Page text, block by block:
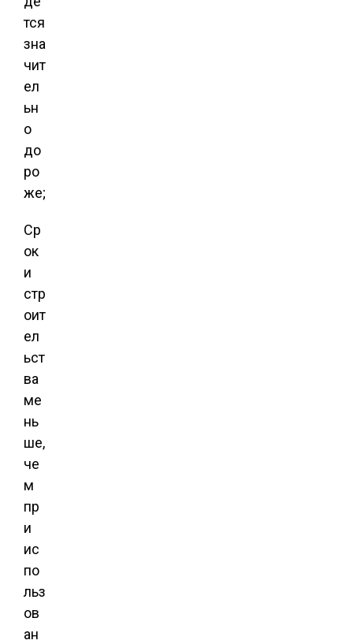
тся
зна
чит
ел
ьн
о
до
ро
же;
Ср
ок
и
стр
оит
ел
ьст
ва
ме
нь
ше,
че
м
пр
и
ис
по
льз
ов
ан